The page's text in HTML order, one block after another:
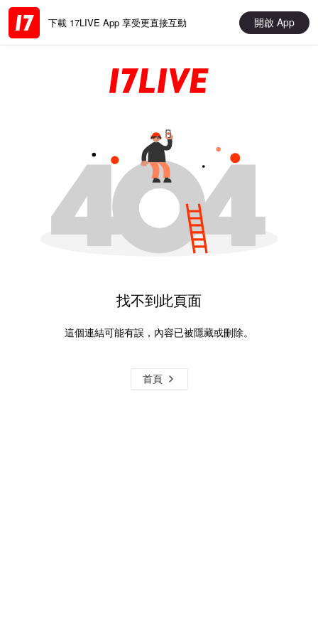
下載 17LIVE App 享受更直接互動 開啟 App
找不到此頁面
這個連結可能有誤，內容已被隱藏或刪除。
首頁